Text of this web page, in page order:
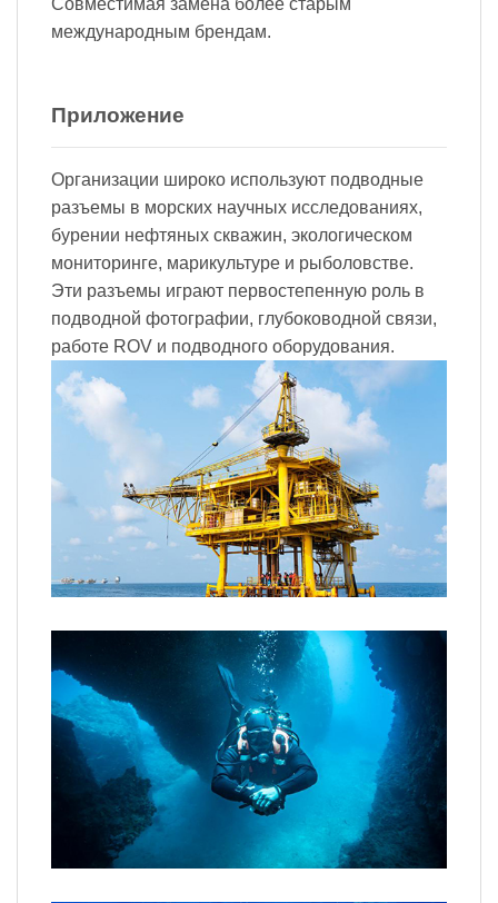
Совместимая замена более старым
международным брендам.
Приложение
Организации широко используют подводные
разъемы в морских научных исследованиях,
бурении нефтяных скважин, экологическом
мониторинге, марикультуре и рыболовстве.
Эти разъемы играют первостепенную роль в
подводной фотографии, глубоководной связи,
работе ROV и подводного оборудования.